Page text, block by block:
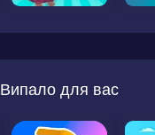
Випало для вас